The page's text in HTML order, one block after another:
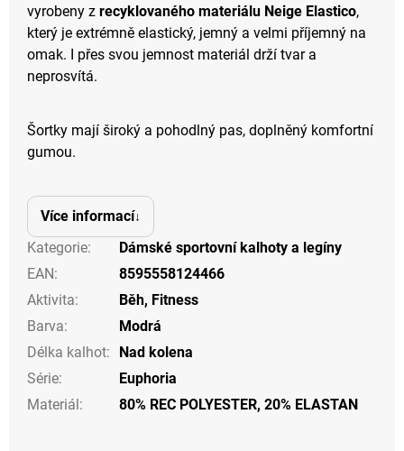
vyrobeny z recyklovaného materiálu Neige Elastico,
který je extrémně elastický, jemný a velmi příjemný na
omak. I přes svou jemnost materiál drží tvar a
neprosvítá.
Šortky mají široký a pohodlný pas, doplněný komfortní
gumou.
Více informací
Kategorie:
Dámské sportovní kalhoty a legíny
EAN:
8595558124466
Aktivita: Běh, Fitness
Barva:
Modrá
Délka kalhot:
Nad kolena
Série:
Euphoria
Materiál: 80% REC POLYESTER, 20% ELASTAN